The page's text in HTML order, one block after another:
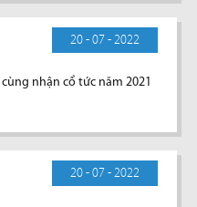
20 - 07 - 2022
nhận cổ tức năm 2021
20 - 07 - 2022